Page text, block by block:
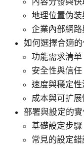
地理位置伪
企業內部網
如何選擇合適
功能需求清单
安全性與信任
速度與穩定性
成本與可扩展
部署與設定的
基礎設定步驟
常見的設定